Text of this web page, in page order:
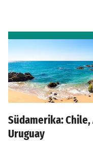
Südamerika:
Uruguay